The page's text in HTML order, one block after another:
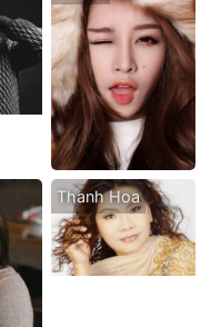
Thanh Hoa